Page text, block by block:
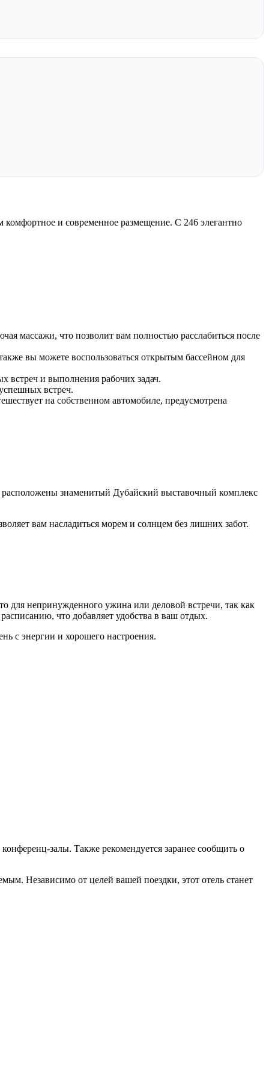
и современное размещение. С 246 элегантно
массажи, что позволит вам полностью расслабиться после
вы можете воспользоваться открытым бассейном для
встреч и выполнения рабочих задач.
встреч.
на собственном автомобиле, предусмотрена
расположены знаменитый Дубайский выставочный комплекс
вам насладиться морем и солнцем без лишних забот.
для непринужденного ужина или деловой встречи, так как
что добавляет удобства в ваш отдых.
с энергии и хорошего настроения.
залы. Также рекомендуется заранее сообщить о
Независимо от целей вашей поездки, этот отель станет